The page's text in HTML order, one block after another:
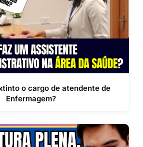
o cargo de atendente de
Enfermagem?